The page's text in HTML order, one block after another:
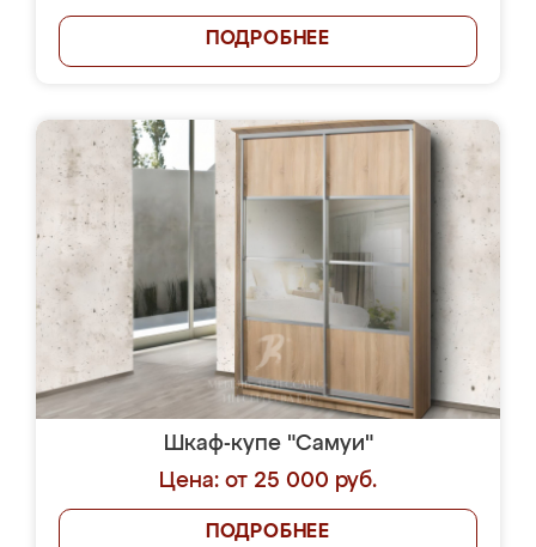
ПОДРОБНЕЕ
Шкаф-купе "Самуи"
Цена: от 25 000 руб.
ПОДРОБНЕЕ